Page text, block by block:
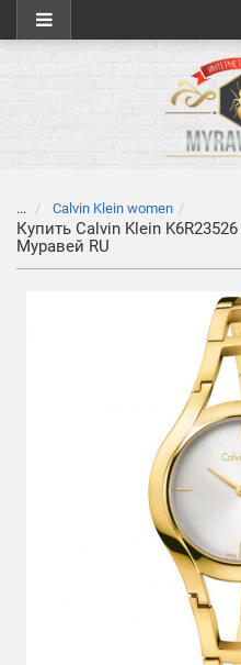
... Calvin Klein women
Купить Calvin Klein
Муравей RU